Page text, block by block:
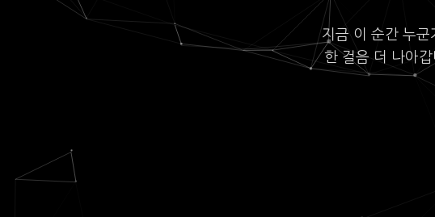
지금 이 순간 누군
한 걸음 더 나아